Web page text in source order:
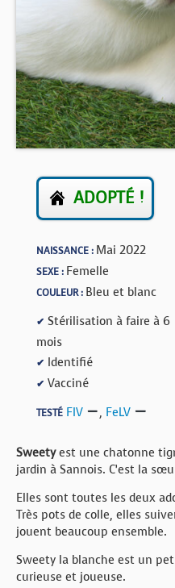
FORUM
ADOPTÉ !
NAISSANCE : Mai 2022
SEXE : Femelle
COULEUR : Bleu et blanc
✔ Stérilisation à faire à 6
mois
✔ Identifié
✔ Vacciné
TESTÉ FIV , FeLV
Sweetyest une chatonne
jardin à Sannois. C’est la
Elles sont toutes les deux
Très pots de colle, elles
jouent beaucoup ensemble.
Sweety la blanche est un
curieuse et joueuse.